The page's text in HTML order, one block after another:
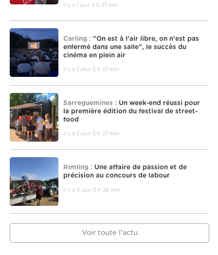
il y a 1 jour 3 h 27 min
Carling : "On est à l’air libre, on n’est pas
enfermé dans une salle", le succès du
cinéma en plein air
il y a 2 jour 3 h 27 min
Sarreguemines : Un week-end réussi pour
la première édition du festival de street-
food
il y a 2 jour 3 h 27 min
Rimling : Une affaire de passion et de
précision au concours de labour
il y a 3 jour 3 h 26 min
Voir toute l'actu